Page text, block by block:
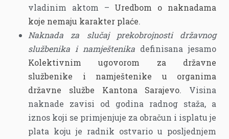
vladinim aktom – Uredbom o naknadama
koje nemaju karakter plaće.
Naknada za slučaj prekobrojnosti državnog
službenika i namještenika definisana jesamo
Kolektivnim ugovorom za državne
službenike i namještenike u organima
državne službe Kantona Sarajevo. Visina
naknade zavisi od godina radnog staža, a
iznos koji se primjenjuje za obračun i isplatu je
plata koju je radnik ostvario u posljednjem